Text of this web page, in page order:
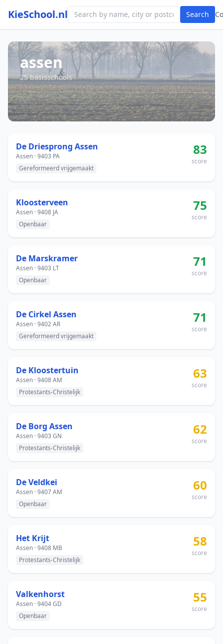
KieSchool.nl Search
assen
25 basisschools
De Driesprong Assen
Assen · 9403 PA
Gereformeerd vrijgemaakt
83
score
Kloosterveen
Assen · 9408 JA
Openbaar
75
score
De Marskramer
Assen · 9403 LT
Openbaar
71
score
De Cirkel Assen
Assen · 9402 AR
Gereformeerd vrijgemaakt
71
score
De Kloostertuin
Assen · 9408 AM
Protestants-Christelijk
63
score
De Borg Assen
Assen · 9403 GN
Protestants-Christelijk
62
score
De Veldkei
Assen · 9407 AM
Openbaar
60
score
Het Krijt
Assen · 9408 MB
Protestants-Christelijk
58
score
Valkenhorst
Assen · 9404 GD
Openbaar
55
score